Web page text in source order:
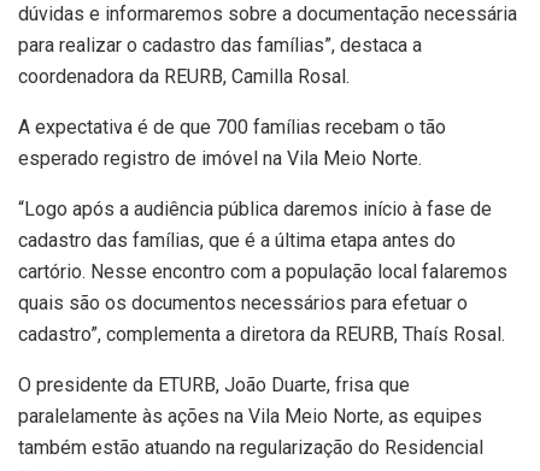
dúvidas e informaremos sobre a documentação necessária
para realizar o cadastro das famílias”, destaca a
coordenadora da REURB, Camilla Rosal.
A expectativa é de que 700 famílias recebam o tão
esperado registro de imóvel na Vila Meio Norte.
“Logo após a audiência pública daremos início à fase de
cadastro das famílias, que é a última etapa antes do
cartório. Nesse encontro com a população local falaremos
quais são os documentos necessários para efetuar o
cadastro”, complementa a diretora da REURB, Thaís Rosal.
O presidente da ETURB, João Duarte, frisa que
paralelamente às ações na Vila Meio Norte, as equipes
também estão atuando na regularização do Residencial